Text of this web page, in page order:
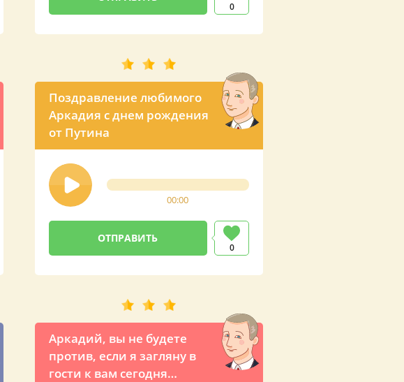
0
Поздравление любимого
Аркадия с днем рождения
от Путина
00:00
0
Аркадий, вы не будете
против, если я загляну в
гости к вам сегодня